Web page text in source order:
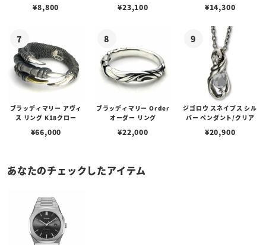
¥8,800 ¥23,100 ¥14,300
ブラッディマリー アヴィ
ス リング K18クロー
¥66,000
ブラッディマリー Order
オーダー リング
¥22,000
ジゴロウ スネイプス シル
バー ペンダント/クリア
¥20,900
あなたのチェックしたアイテム